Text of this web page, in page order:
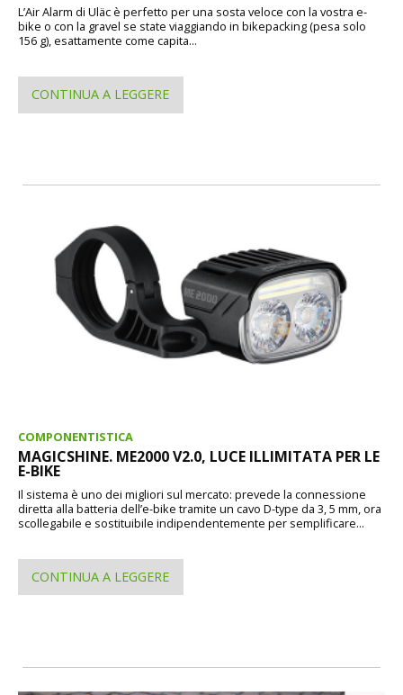
L’Air Alarm di Uläc è perfetto per una sosta veloce con la vostra e-
bike o con la gravel se state viaggiando in bikepacking (pesa solo
156 g), esattamente come capita...
CONTINUA A LEGGERE
COMPONENTISTICA
MAGICSHINE. ME2000 V2.0, LUCE ILLIMITATA PER LE
E-BIKE
Il sistema è uno dei migliori sul mercato: prevede la connessione
diretta alla batteria dell’e-bike tramite un cavo D-type da 3, 5 mm, ora
scollegabile e sostituibile indipendentemente per semplificare...
CONTINUA A LEGGERE